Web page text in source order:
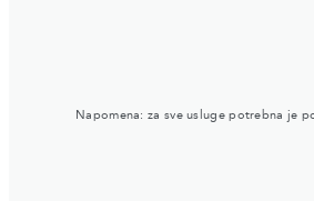
Napomena: za sve usluge potrebna je